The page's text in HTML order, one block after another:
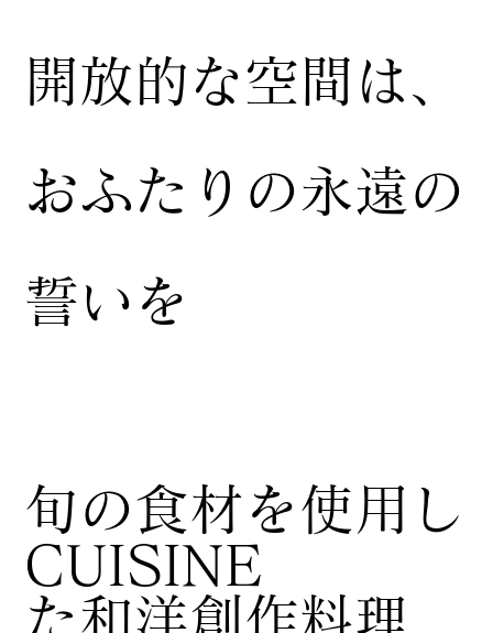
CUISINE
​旬の食材を使用し
た和洋創作料理
開放的な空間は、
おふたりの永遠の
誓いを